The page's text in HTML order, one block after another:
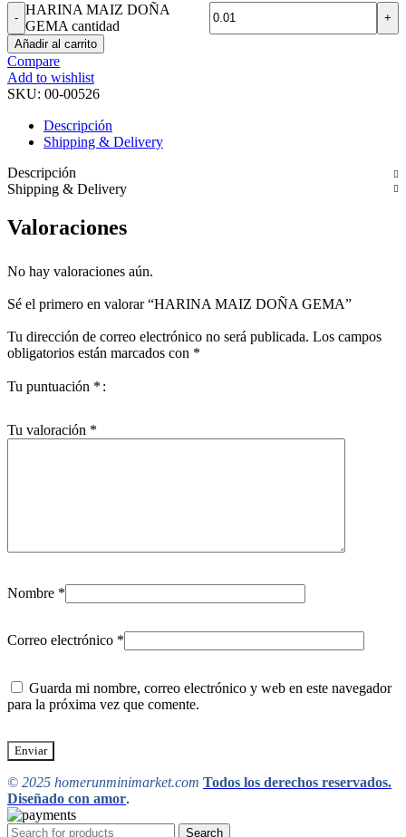
HARINA MAIZ DOÑA
GEMA cantidad
Añadir al carrito
Compare
Add to wishlist
SKU: 00-00526
Descripción
Shipping & Delivery
Descripción
Shipping & Delivery
Valoraciones
No hay valoraciones aún.
Sé el primero en valorar “HARINA MAIZ DOÑA GEMA”
Tu dirección de correo electrónico no será publicada. Los campos
obligatorios están marcados con *
Tu puntuación *
Tu valoración *
Nombre *
Correo electrónico *
Guarda mi nombre, correo electrónico y web en este navegador
para la próxima vez que comente.
© 2025 homerunminimarket.com Todos los derechos reservados.
Diseñado con amor.
Search